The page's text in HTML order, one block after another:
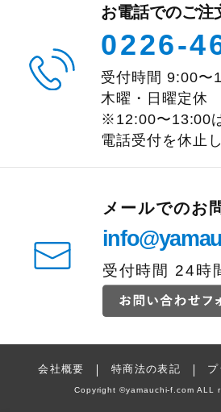
お電話でのご注
0226-
受付時間 9:00〜
木曜・日曜定休
※12:00〜13:00
電話受付を休止
メールでのお
受付時間 24時
会社概要 特商法の表記
Copyright ©yamauchi-f.com ALL